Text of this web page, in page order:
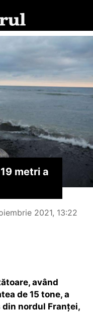
metri a
2021, 13:22
având
de 15 tone, a
nordul Franţei,